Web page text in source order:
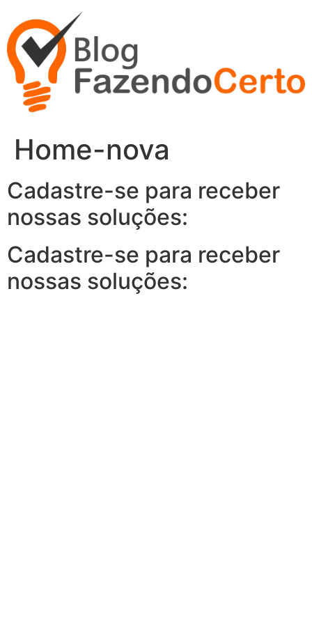
para
conteúdo
Home-nova
Cadastre-se para receber
nossas soluções:
Cadastre-se para receber
nossas soluções: